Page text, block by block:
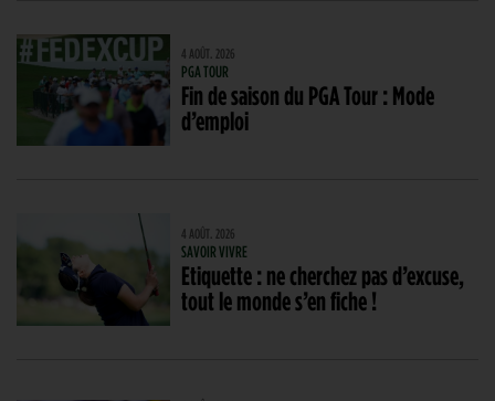
4 AOÛT. 2026
PGA TOUR
Fin de saison du PGA Tour : Mode
d’emploi
4 AOÛT. 2026
SAVOIR VIVRE
Etiquette : ne cherchez pas d’excuse,
tout le monde s’en fiche !